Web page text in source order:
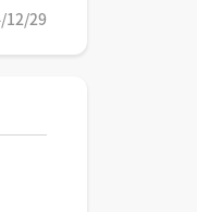
12/29